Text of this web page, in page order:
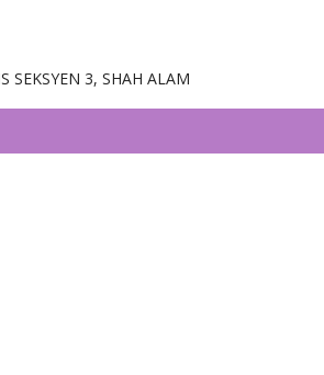
SEKSYEN 3, SHAH ALAM